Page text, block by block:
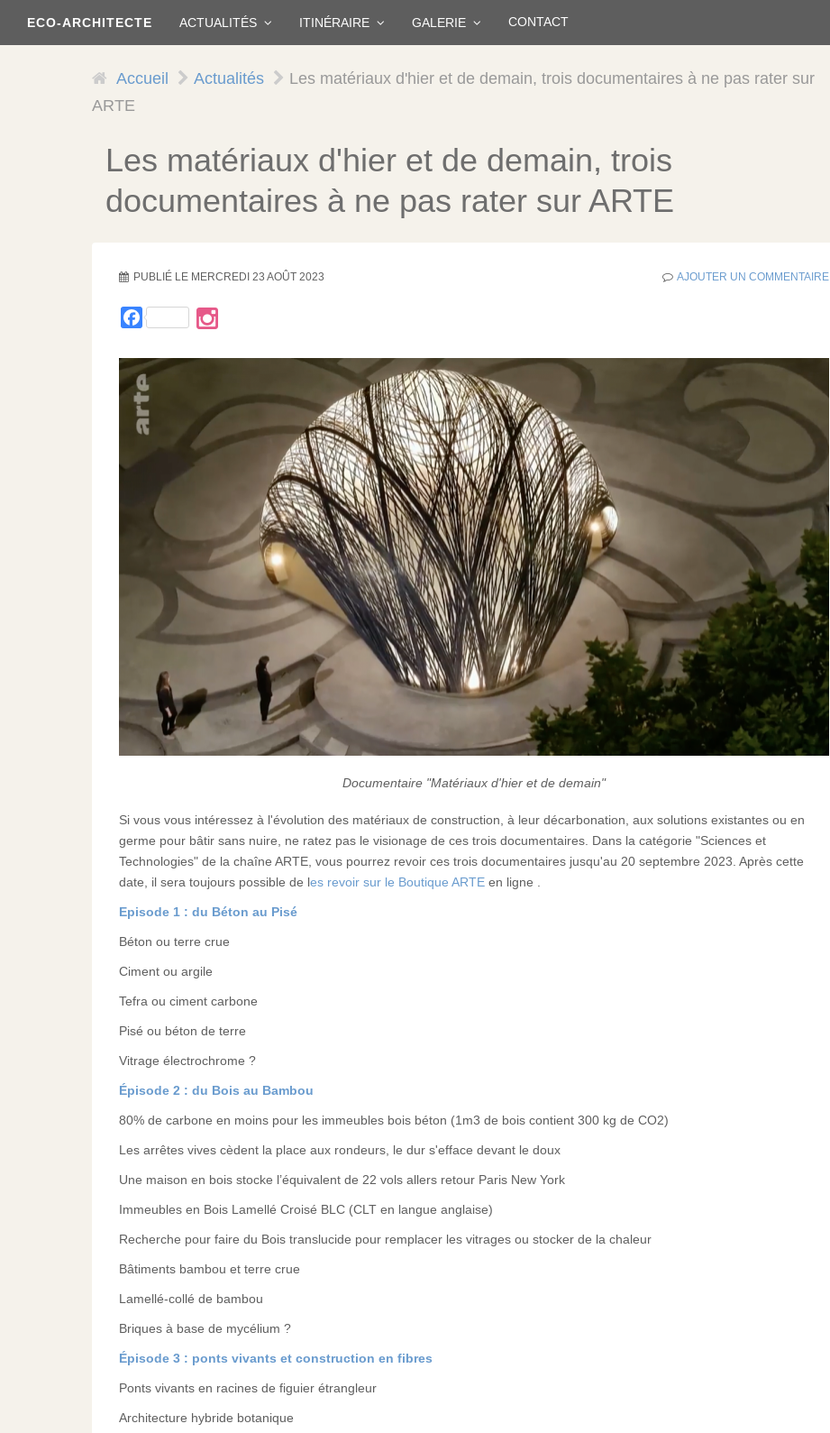
contenu
ECO-ARCHITECTE ACTUALITÉS ITINÉRAIRE GALERIE CONTACT
Accueil Actualités
Les matériaux d'hier et de demain, trois documentaires à ne pas rater sur
ARTE
Les matériaux d'hier et de demain, trois
documentaires à ne pas rater sur ARTE
PUBLIÉ LE MERCREDI 23 AOÛT 2023 AJOUTER UN COMMENTAIRE
Facebook
Documentaire "Matériaux d'hier et de demain"
Si vous vous intéressez à l'évolution des matériaux de construction, à leur décarbonation, aux solutions existantes ou en
germe pour bâtir sans nuire, ne ratez pas le visionage de ces trois documentaires. Dans la catégorie "Sciences et
Technologies" de la chaîne ARTE, vous pourrez revoir ces trois documentaires jusqu'au 20 septembre 2023. Après cette
date, il sera toujours possible de les revoir sur le Boutique ARTE en ligne .
Episode 1 : du Béton au Pisé
Béton ou terre crue
Ciment ou argile
Tefra ou ciment carbone
Pisé ou béton de terre
Vitrage électrochrome ?
Épisode 2 : du Bois au Bambou
80% de carbone en moins pour les immeubles bois béton (1m3 de bois contient 300 kg de CO2)
Les arrêtes vives cèdent la place aux rondeurs, le dur s'efface devant le doux
Une maison en bois stocke l’équivalent de 22 vols allers retour Paris New York
Immeubles en Bois Lamellé Croisé BLC (CLT en langue anglaise)
Recherche pour faire du Bois translucide pour remplacer les vitrages ou stocker de la chaleur
Bâtiments bambou et terre crue
Lamellé-collé de bambou
Briques à base de mycélium ?
Épisode 3 : ponts vivants et construction en fibres
Ponts vivants en racines de figuier étrangleur
Architecture hybride botanique